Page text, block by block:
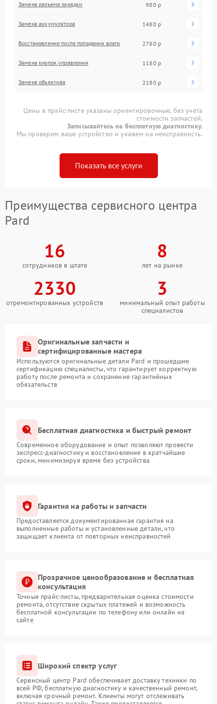
Замена разъема зарядки 980 р
Замена аккумулятора 1480 р
Восстановление после попадания влаги 2780 р
Замена кнопок управления 1180 р
Замена объектива 2180 р
Цены в прайс-листе указаны ориентировочные, без учета
стоимости запчастей.
Записывайтесь на бесплатную диагностику.
Мы проверим ваше устройство и укажем на неисправность.
Показать все услуги
Преимущества сервисного центра
Pard
16
сотрудников в штате
8
лет на рынке
2330
отремонтированных устройств
3
минимальный опыт работы
специалистов
Оригинальные запчасти и
сертифицированные мастера
Используются оригинальные детали Pard и прошедшие
сертификацию специалисты, что гарантирует корректную
работу после ремонта и сохранение гарантийных
обязательств
Бесплатная диагностика и быстрый ремонт
Современное оборудование и опыт позволяют провести
экспресс-диагностику и восстановление в кратчайшие
сроки, минимизируя время без устройства
Гарантия на работы и запчасти
Предоставляется документированная гарантия на
выполненные работы и установленные детали, что
защищает клиента от повторных неисправностей
Прозрачное ценообразование и бесплатная
консультация
Точные прайс-листы, предварительная оценка стоимости
ремонта, отсутствие скрытых платежей и возможность
бесплатной консультации по телефону или онлайн на
сайте
Широкий спектр услуг
Сервисный центр Pard обеспечивает доставку техники по
всей РФ, бесплатную диагностику и качественный ремонт,
включая срочный ремонт. Клиенты могут отслеживать